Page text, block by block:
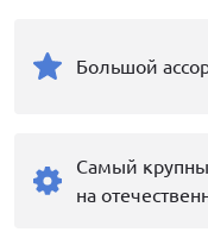
Большой
Самый
на